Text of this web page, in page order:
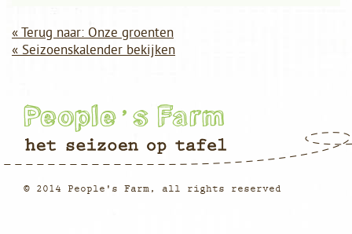
« Terug naar: Onze groenten
« Seizoenskalender bekijken
© 2014 People's Farm, all rights reserved